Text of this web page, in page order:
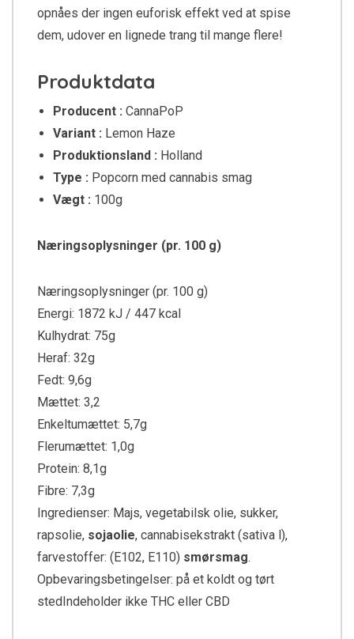
opnåes der ingen euforisk effekt ved at spise
dem, udover en lignede trang til mange flere!
Produktdata
Producent : CannaPoP
Variant : Lemon Haze
Produktionsland : Holland
Type : Popcorn med cannabis smag
Vægt : 100g
Næringsoplysninger (pr. 100 g)
Næringsoplysninger (pr. 100 g)
Energi: 1872 kJ / 447 kcal
Kulhydrat: 75g
Heraf: 32g
Fedt: 9,6g
Mættet: 3,2
Enkeltumættet: 5,7g
Flerumættet: 1,0g
Protein: 8,1g
Fibre: 7,3g
Ingredienser: Majs, vegetabilsk olie, sukker,
rapsolie, sojaolie, cannabisekstrakt (sativa l),
farvestoffer: (E102, E110) smørsmag.
Opbevaringsbetingelser: på et koldt og tørt
stedIndeholder ikke THC eller CBD